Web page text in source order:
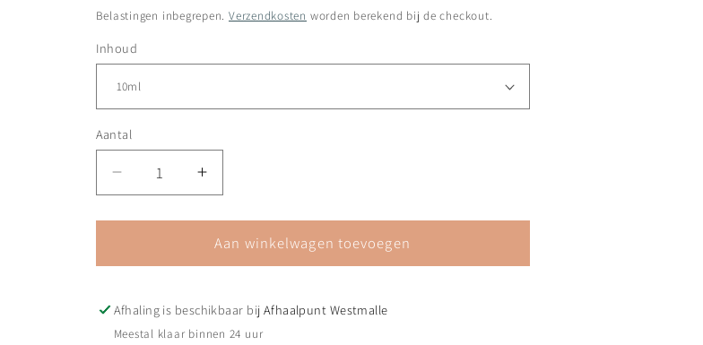
prijs
Belastingen inbegrepen. Verzendkosten worden berekend bij de checkout.
Inhoud
Aantal
Aantal
verlagen
voor
&#39;Katoen&#39;
Aantal
verhogen
voor
Geur
&#39;Katoen&#39;
Aan winkelwagen toevoegen
Afhaling is beschikbaar bij Afhaalpunt Westmalle
Meestal klaar binnen 24 uur